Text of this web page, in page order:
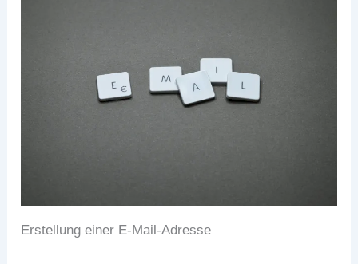
Erstellung einer E-Mail-Adresse